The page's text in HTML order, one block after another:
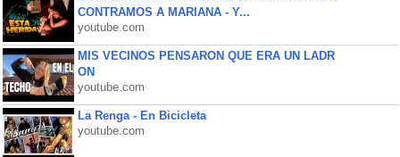
CONTRAMOS A MARIANA - Y...
youtube.com
MIS VECINOS PENSARON QUE ERA UN LADR
ON
youtube.com
La Renga - En Bicicleta
youtube.com